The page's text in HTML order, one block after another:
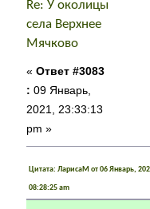
Re: У околицы
села Верхнее
Мячково
« Ответ #3083
: 09 Январь,
2021, 23:33:13
pm »
Цитата: ЛарисаМ от 06 Январь,
08:28:25 am